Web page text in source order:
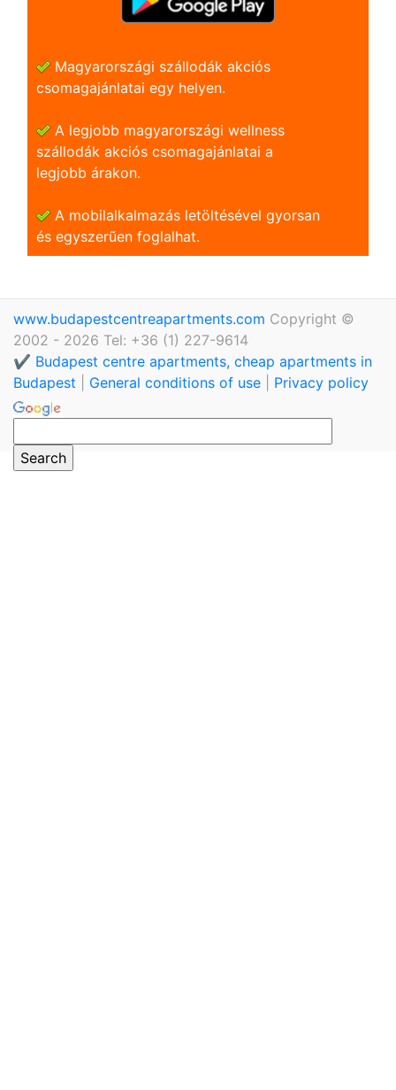
Magyarországi szállodák akciós
csomagajánlatai egy helyen.
A legjobb magyarországi wellness
szállodák akciós csomagajánlatai a
legjobb árakon.
A mobilalkalmazás letöltésével gyorsan
és egyszerũen foglalhat.
www.budapestcentreapartments.com Copyright ©
2002 - 2026 Tel: +36 (1) 227-9614
✔️ Budapest centre apartments, cheap apartments in
Budapest
General conditions of use Privacy policy